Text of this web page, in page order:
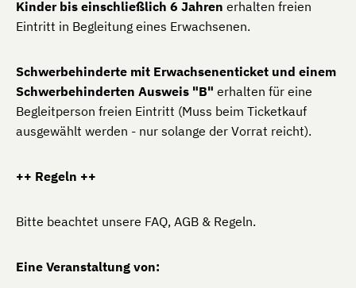
Kinder bis einschließlich 6 Jahren erhalten freien
Eintritt in Begleitung eines Erwachsenen.
Schwerbehinderte mit Erwachsenenticket und einem
Schwerbehinderten Ausweis "B" erhalten für eine
Begleitperson freien Eintritt (Muss beim Ticketkauf
ausgewählt werden - nur solange der Vorrat reicht).
++ Regeln ++
Bitte beachtet unsere FAQ, AGB & Regeln.
Eine Veranstaltung von: